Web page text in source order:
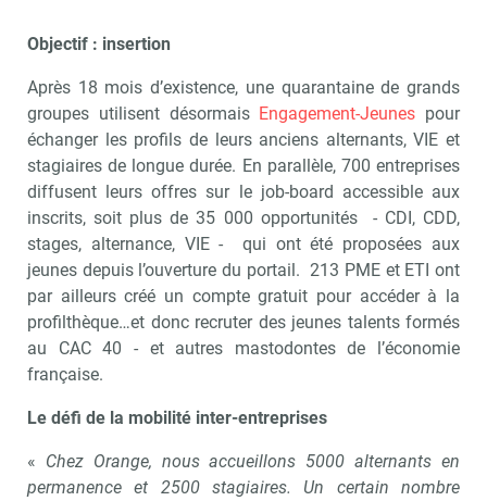
Objectif : insertion
Après 18 mois d’existence, une quarantaine de grands
groupes utilisent désormais Engagement-Jeunes pour
échanger les profils de leurs anciens alternants, VIE et
stagiaires de longue durée. En parallèle, 700 entreprises
diffusent leurs offres sur le job-board accessible aux
inscrits, soit plus de 35 000 opportunités - CDI, CDD,
stages, alternance, VIE - qui ont été proposées aux
jeunes depuis l’ouverture du portail. 213 PME et ETI ont
par ailleurs créé un compte gratuit pour accéder à la
profilthèque…et donc recruter des jeunes talents formés
au CAC 40 - et autres mastodontes de l’économie
française.
Le défi de la mobilité inter-entreprises
« Chez Orange, nous accueillons 5000 alternants en
permanence et 2500 stagiaires. Un certain nombre